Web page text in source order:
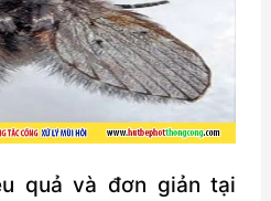
quả và đơn giản tại